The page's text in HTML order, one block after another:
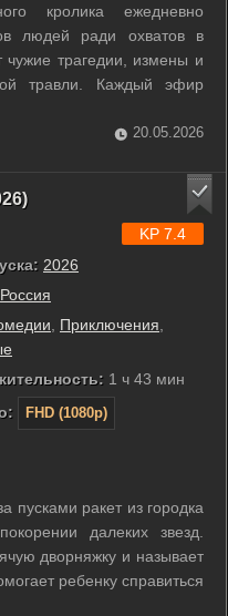
кролика ежедневно
людей ради охватов в
чужие трагедии, измены и
травли. Каждый эфир
наблюдающую за
эфире. В структуре
...
20.05.2026
2026
Россия
Приключения
1 ч 43 мин
FHD (1080p)
KP 7.4
пусками ракет из городка
далеких звезд.
дворняжку и называет
ребенку справиться
родителей. Однако